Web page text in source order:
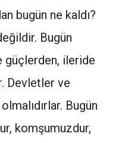
bugün ne kaldı?
Bugün
güçlerden, ileride
Devletler ve
Bugün
komşumuzdur,